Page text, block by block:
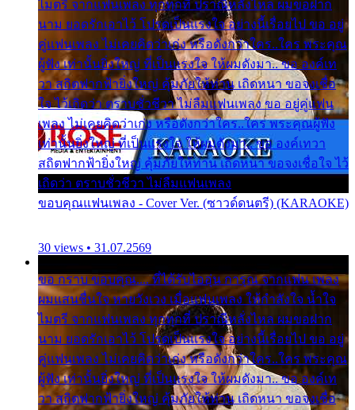
ไมตรี จากแฟนเพลง ทุกทุกที่ ปราณีหลั่งไหล ผมขอฝาก
นาม ยอดรักเอาไว้ โปรดเป็นแรงใจ อย่างนี้เรื่อยไป ขอ อยู่
คู่แฟนเพลง ไม่เคยคิดว่าเก่ง หรือดังกว่าใคร..ใคร พระคุณ
ผู้ฟัง เท่านั้นยิ่งใหญ่ ที่เป็นแรงใจ ให้ผมดังมา.. ขอ องค์เท
วา สถิตฟากฟ้ายิ่งใหญ่ คุ้มภัยให้ท่าน เถิดหนา ขอจงเชื่อ
ใจ ไว้เถิดว่า ตราบชั่วชีวา ไม่ลืมแฟนเพลง ขอ อยู่คู่แฟน
เพลง ไม่เคยคิดว่าเก่ง หรือดังกว่าใคร..ใคร พระคุณผู้ฟัง
เท่านั้นยิ่งใหญ่ ที่เป็นแรงใจ ให้ผมดังมา.. ขอ องค์เทวา
สถิตฟากฟ้ายิ่งใหญ่ คุ้มภัยให้ท่าน เถิดหนา ขอจงเชื่อใจ ไว้
เถิดว่า ตราบชั่วชีวา ไม่ลืมแฟนเพลง
ขอบคุณแฟนเพลง - Cover Ver. (ซาวด์ดนตรี) (KARAOKE)
30 views • 31.07.2569
ขอ กราบ ขอบคุณ.... ที่ได้รับไออุ่น การุณ จากแฟน เพลง
ผมแสนชื่นใจ หายวังเวง เมื่อแฟนเพลง ให้กำลังใจ น้ำใจ
ไมตรี จากแฟนเพลง ทุกทุกที่ ปราณีหลั่งไหล ผมขอฝาก
นาม ยอดรักเอาไว้ โปรดเป็นแรงใจ อย่างนี้เรื่อยไป ขอ อยู่
คู่แฟนเพลง ไม่เคยคิดว่าเก่ง หรือดังกว่าใคร..ใคร พระคุณ
ผู้ฟัง เท่านั้นยิ่งใหญ่ ที่เป็นแรงใจ ให้ผมดังมา.. ขอ องค์เท
วา สถิตฟากฟ้ายิ่งใหญ่ คุ้มภัยให้ท่าน เถิดหนา ขอจงเชื่อ